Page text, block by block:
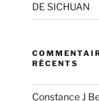
DE SICHUAN
RÉCENTS
Constance J